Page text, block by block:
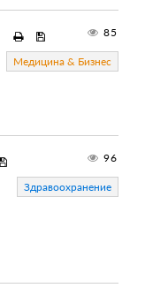
85
Медицина & Бизнес
96
Здравоохранение